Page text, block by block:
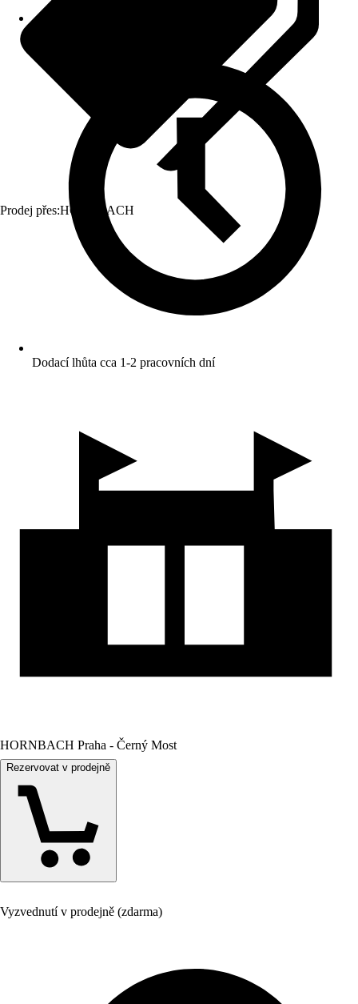
Prodej přes:HORNBACH
Dodací lhůta cca 1-2 pracovních dní
HORNBACH Praha - Černý Most
Rezervovat v prodejně
Vyzvednutí v prodejně (zdarma)